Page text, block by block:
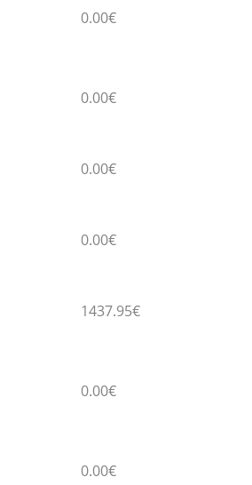
0.00€
0.00€
0.00€
0.00€
1437.95€
0.00€
0.00€